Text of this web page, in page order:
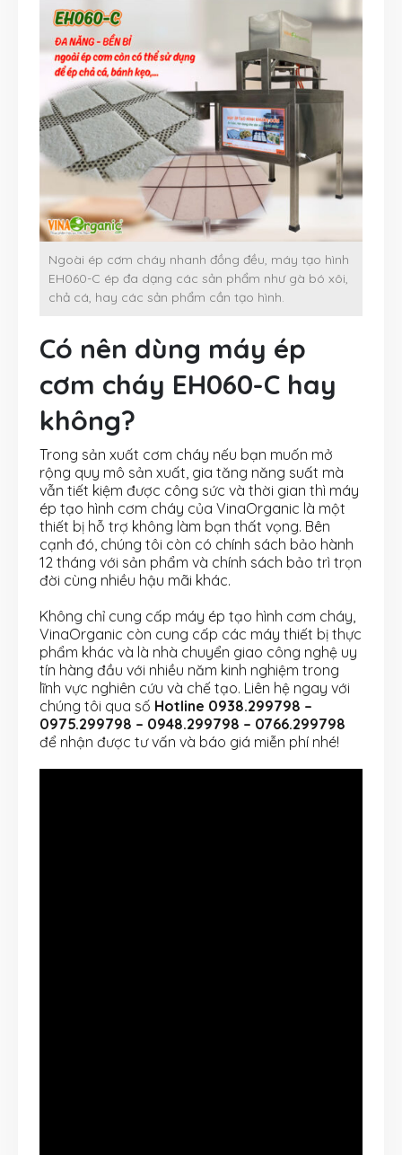
Ngoài ép cơm cháy nhanh đồng đều, máy tạo hình
EH060-C ép đa dạng các sản phẩm như gà bó xôi,
chả cá, hay các sản phẩm cần tạo hình.
Có nên dùng máy ép
cơm cháy EH060-C hay
không?
Trong sản xuất cơm cháy nếu bạn muốn mở
rộng quy mô sản xuất, gia tăng năng suất mà
vẫn tiết kiệm được công sức và thời gian thì máy
ép tạo hình cơm cháy của VinaOrganic là một
thiết bị hỗ trợ không làm bạn thất vọng. Bên
cạnh đó, chúng tôi còn có chính sách bảo hành
12 tháng với sản phẩm và chính sách bảo trì trọn
đời cùng nhiều hậu mãi khác.
Không chỉ cung cấp máy ép tạo hình cơm cháy,
VinaOrganic còn cung cấp các máy thiết bị thực
phẩm khác và là nhà chuyển giao công nghệ uy
tín hàng đầu với nhiều năm kinh nghiệm trong
lĩnh vực nghiên cứu và chế tạo. Liên hệ ngay với
chúng tôi qua số Hotline 0938.299798 –
0975.299798 – 0948.299798 – 0766.299798
để nhận được tư vấn và báo giá miễn phí nhé!